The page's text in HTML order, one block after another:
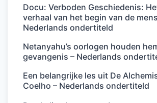
Docu: Verboden Geschiedenis:
verhaal van het begin van de
Nederlands ondertiteld
Netanyahu’s oorlogen houden
gevangenis – Nederlands
Een belangrijke les uit De
Coelho – Nederlands ondertiteld